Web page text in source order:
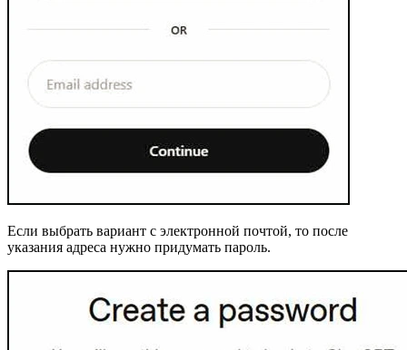
Если выбрать вариант с электронной почтой, то после
указания адреса нужно придумать пароль.